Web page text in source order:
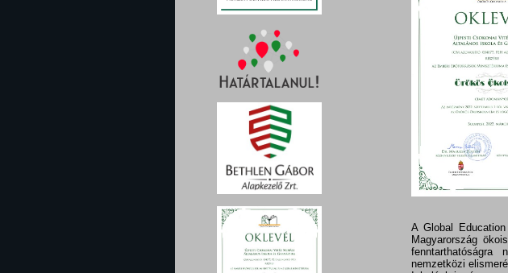
A Global
Magyarország
fenntarthatóságra
nemzetközi